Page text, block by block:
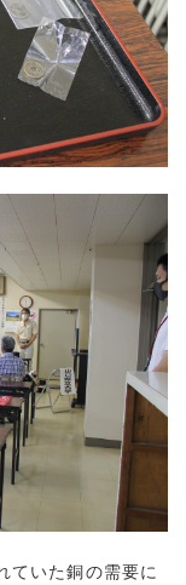
いた銅の需要に